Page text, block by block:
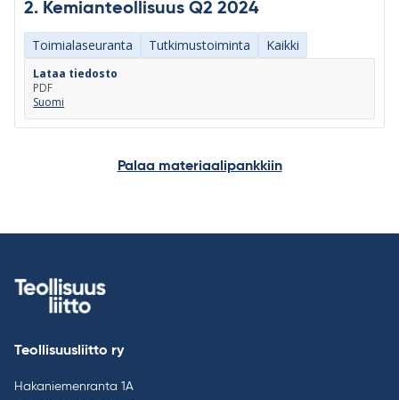
2. Kemianteollisuus Q2 2024
Toimialaseuranta Tutkimustoiminta Kaikki
Lataa tiedosto
PDF
Suomi
Palaa materiaalipankkiin
Teollisuusliitto ry
Hakaniemenranta 1A